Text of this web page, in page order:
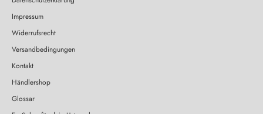
Impressum
Widerrufsrecht
Versandbedingungen
Kontakt
Händlershop
Glossar